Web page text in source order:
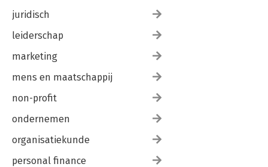
juridisch
leiderschap
marketing
mens en maatschappij
non-profit
ondernemen
organisatiekunde
personal finance